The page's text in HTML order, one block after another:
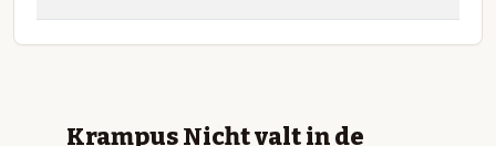
Krampus Nicht valt in de